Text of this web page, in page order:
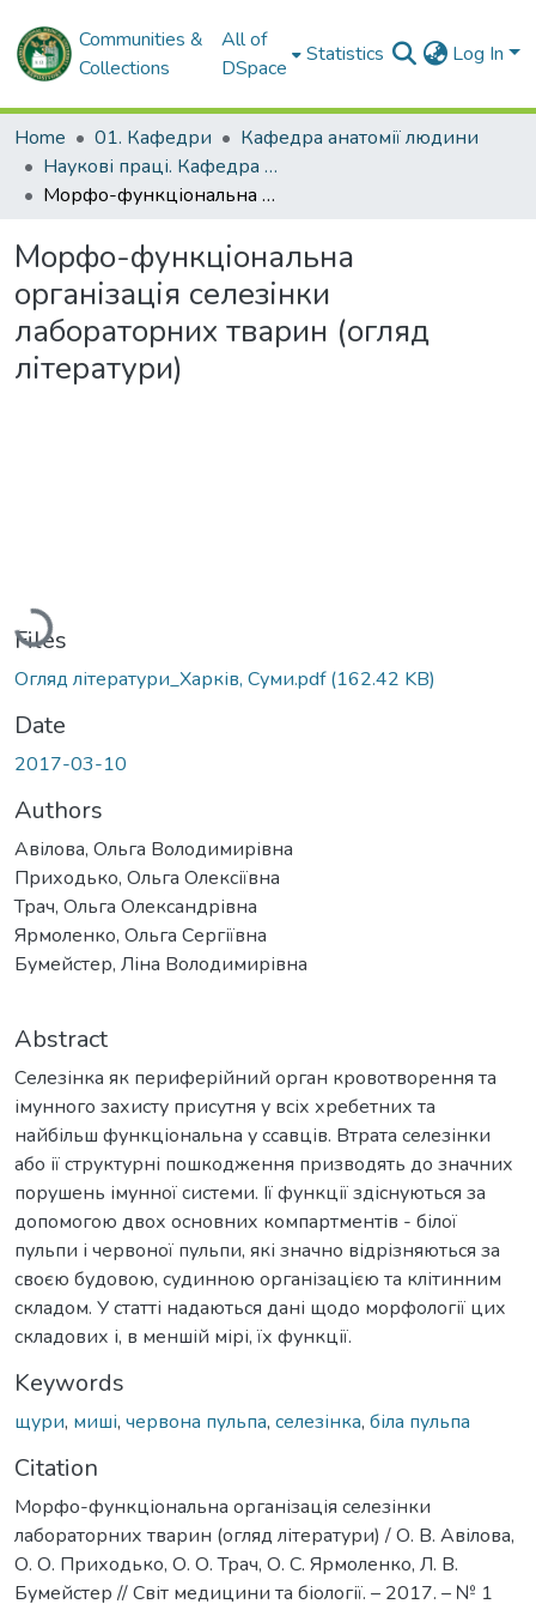
Communities &
Collections
All of
DSpace
Statistics Log In
Home 01. Кафедри
Кафедра анатомії людини
Наукові праці. Кафедра анатомії людини
Морфо-функціональна організація селезінки лабораторних тварин (огляд літератури)
Морфо-функціональна
організація селезінки
лабораторних тварин (огляд
літератури)
Loading...
Files
Огляд літератури_Харків, Суми.pdf(162.42 KB)
Date
2017-03-10
Authors
Авілова, Ольга Володимирівна
Приходько, Ольга Олексіївна
Трач, Ольга Олександрівна
Ярмоленко, Ольга Сергіївна
Бумейстер, Ліна Володимирівна
Abstract
Селезінка як периферійний орган кровотворення та
імунного захисту присутня у всіх хребетних та
найбільш функціональна у ссавців. Втрата селезінки
або ії структурні пошкодження призводять до значних
порушень імунної системи. Ії функції здіснуються за
допомогою двох основних компартментів - білої
пульпи і червоної пульпи, які значно відрізняються за
своєю будовою, судинною організацією та клітинним
складом. У статті надаються дані щодо морфології цих
складових і, в меншій мірі, їх функції.
Keywords
щури, миші, червона пульпа, селезінка, біла пульпа
Citation
Морфо-функціональна організація селезінки
лабораторних тварин (огляд літератури) / О. В. Авілова,
О. О. Приходько, О. О. Трач, О. С. Ярмоленко, Л. В.
Бумейстер // Світ медицини та біології. – 2017. – № 1